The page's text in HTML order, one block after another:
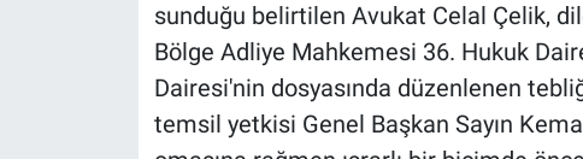
sunduğu belirtilen Avukat Celal Çelik,
Bölge Adliye Mahkemesi 36. Hukuk
Dairesi'nin dosyasında düzenlenen
temsil yetkisi Genel Başkan Sayın